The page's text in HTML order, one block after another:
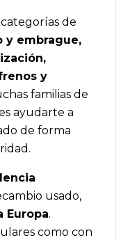
de
y embrague,
y
familias de
ayudarte a
de forma
usado,
Europa.
como con